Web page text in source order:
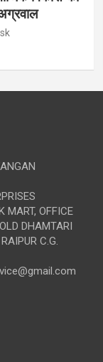
MART, OFFICE
DHAMTARI
C.G.